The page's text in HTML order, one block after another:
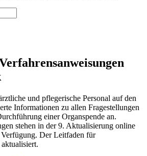
und pflegerische Personal auf den
Informationen zu allen Fragestellungen
einer Organspende an.
stehen in der 9. Aktualisierung online
Der Leitfaden für